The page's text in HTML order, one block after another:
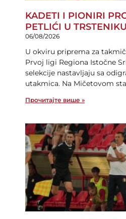
KADETI I PIONIRI
PETLIĆI U TRSTENIKU
06/08/2026
U okviru priprema za
Prvoj ligi Regiona Istočne
selekcije nastavljaju sa
utakmica. Na Mičetovom
Прочитајте више »